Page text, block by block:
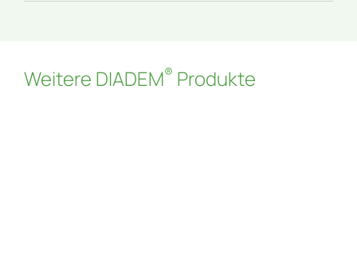
Weitere DIADEM® Produkte